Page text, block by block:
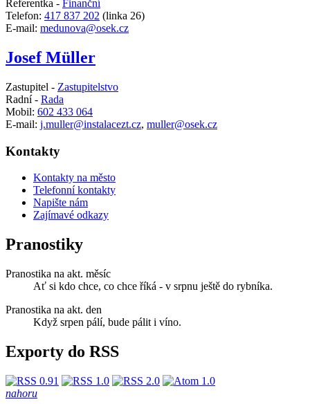
Referentka - Finanční
Telefon: 417 837 202 (linka 26)
E-mail: medunova@osek.cz
Josef Müller
Zastupitel - Zastupitelstvo
Radní - Rada
Mobil: 602 433 064
E-mail: j.muller@instalacezt.cz, muller@osek.cz
Kontakty
Kontakty na město
Telefonní kontakty
Napište nám
Zajímavé odkazy
Pranostiky
Pranostika na akt. měsíc
Ať si kdo chce, co chce říká - v srpnu ještě do rybníka.
Pranostika na akt. den
Když srpen pálí, bude pálit i víno.
Exporty do RSS
nahoru